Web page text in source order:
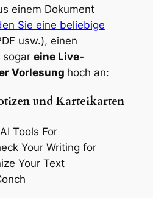
einem Dokument
Sie eine beliebige
usw.), einen
sogar eine Live-
Vorlesung hoch an:
und Karteikarten